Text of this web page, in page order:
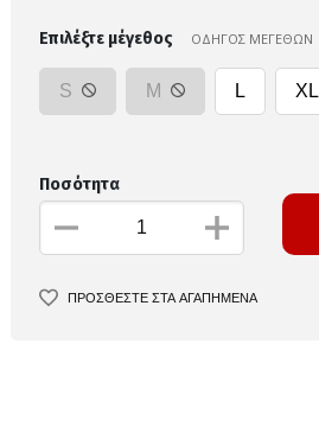
Επιλέξτε μέγεθος ΟΔΗΓΟΣ ΜΕΓΕΘΩΝ
S M L XL
Ποσότητα
ΠΡΟΣΘΕΣΤΕ ΣΤΑ ΑΓΑΠΗΜΕΝΑ